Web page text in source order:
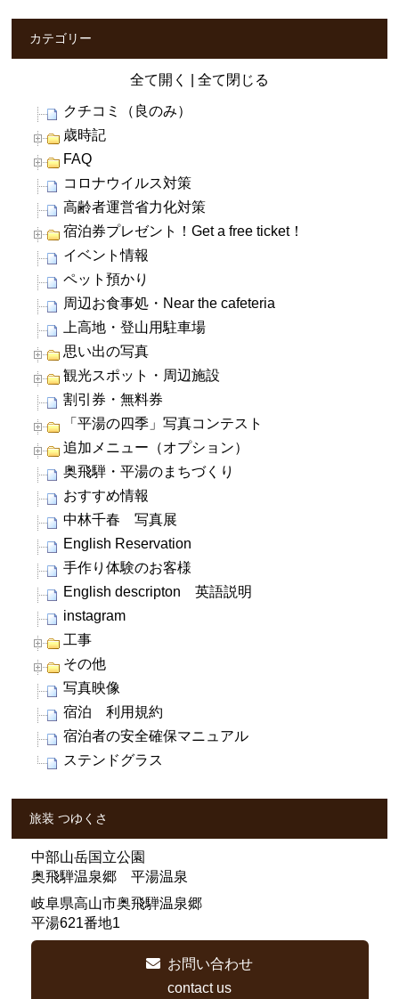
カテゴリー
全て開く 全て閉じる
クチコミ（良のみ）
歳時記
FAQ
コロナウイルス対策
高齢者運営省力化対策
宿泊券プレゼント！Get a free ticket！
イベント情報
ペット預かり
周辺お食事処・Near the cafeteria
上高地・登山用駐車場
思い出の写真
観光スポット・周辺施設
割引券・無料券
「平湯の四季」写真コンテスト
追加メニュー（オプション）
奥飛騨・平湯のまちづくり
おすすめ情報
中林千春 写真展
English Reservation
手作り体験のお客様
English descripton 英語説明
instagram
工事
その他
写真映像
宿泊 利用規約
宿泊者の安全確保マニュアル
ステンドグラス
旅装 つゆくさ
中部山岳国立公園
奥飛騨温泉郷 平湯温泉
岐阜県高山市奥飛騨温泉郷
平湯621番地1
お問い合わせ
contact us